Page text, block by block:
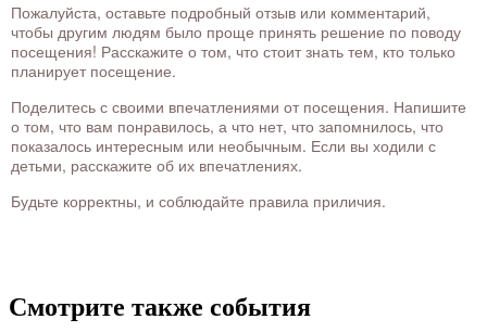
Пожалуйста, оставьте подробный отзыв или комментарий,
чтобы другим людям было проще принять решение по поводу
посещения! Расскажите о том, что стоит знать тем, кто только
планирует посещение.
Поделитесь с своими впечатлениями от посещения. Напишите
о том, что вам понравилось, а что нет, что запомнилось, что
показалось интересным или необычным. Если вы ходили с
детьми, расскажите об их впечатлениях.
Будьте корректны, и соблюдайте правила приличия.
Смотрите также события